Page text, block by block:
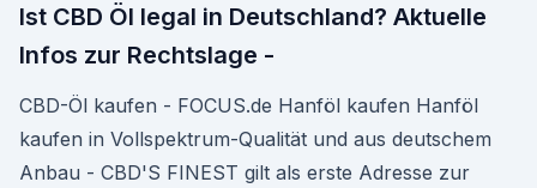
Ist CBD Öl legal in Deutschland? Aktuelle
Infos zur Rechtslage -
CBD-Öl kaufen - FOCUS.de Hanföl kaufen Hanföl
kaufen in Vollspektrum-Qualität und aus deutschem
Anbau - CBD'S FINEST gilt als erste Adresse zur